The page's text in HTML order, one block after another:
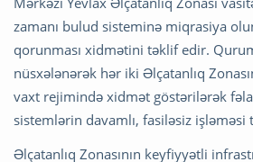
zamanı bulud sisteminə miqrasiya
qorunması xidmətini təklif edir.
nüsxələnərək hər iki Əlçatanlıq
vaxt rejimində xidmət göstərilərək
sistemlərin davamlı, fasiləsiz işləməsi
Əlçatanlıq Zonasının keyfiyyətli